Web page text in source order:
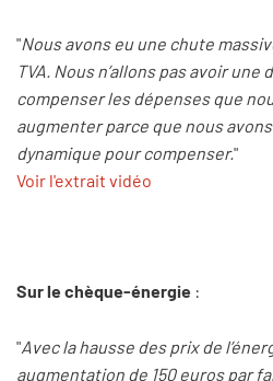
"Nous avons eu une chute
TVA. Nous n’allons pas avoir
compenser les dépenses que
augmenter parce que nous
dynamique pour compenser."
Voir l'extrait vidéo
Sur le chèque-énergie :
"Avec la hausse des prix de
augmentation de 150 euros par